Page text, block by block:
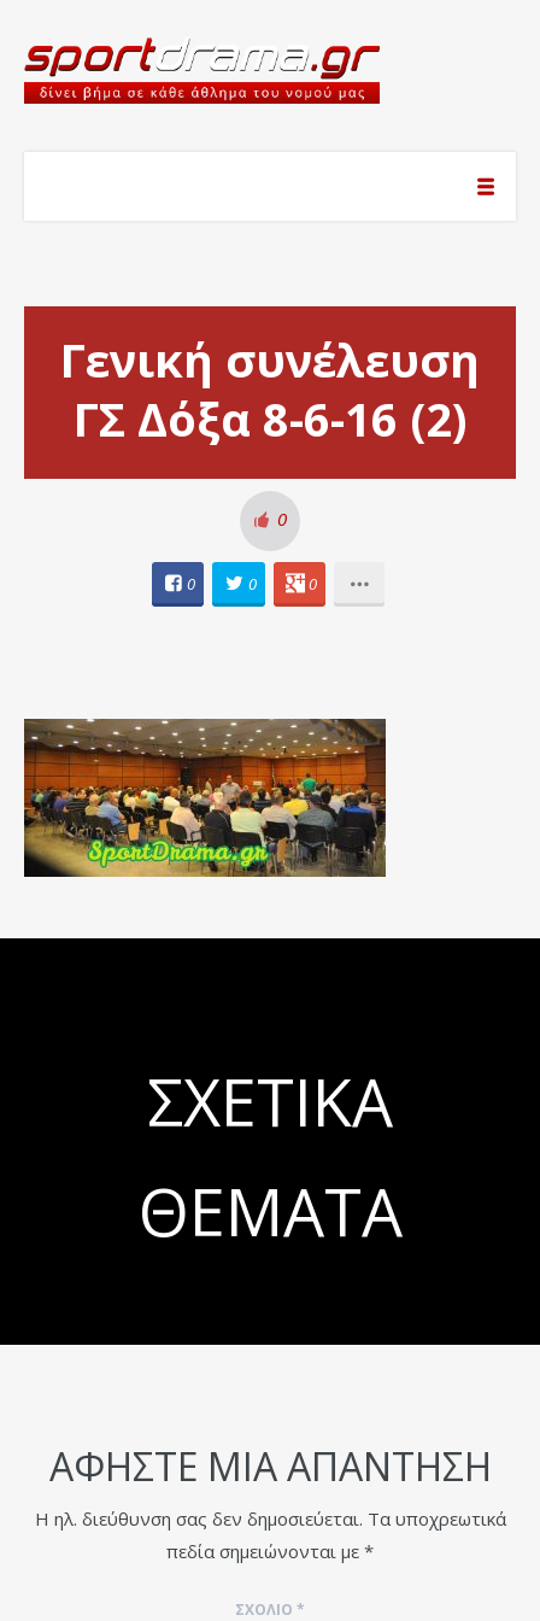
Γενική συνέλευση
ΓΣ Δόξα 8-6-16 (2)
0
0 0 0
ΣΧΕΤΙΚΆ
ΘΈΜΑΤΑ
ΑΦΉΣΤΕ ΜΙΑ ΑΠΆΝΤΗΣΗ
Η ηλ. διεύθυνση σας δεν δημοσιεύεται. Τα υποχρεωτικά
πεδία σημειώνονται με *
ΣΧΌΛΙΟ *